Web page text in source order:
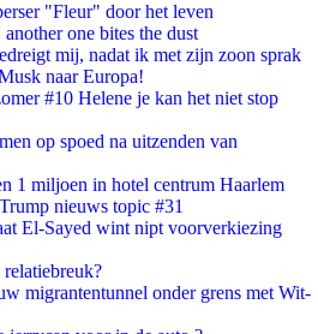
"Fleur" door het leven
one bites the dust
mij, nadat ik met zijn zoon sprak
naar Europa!
#10 Helene je kan het niet stop
op spoed na uitzenden van
1 miljoen in hotel centrum Haarlem
nieuws topic #31
El-Sayed wint nipt voorverkiezing
migrantentunnel onder grens met Wit-